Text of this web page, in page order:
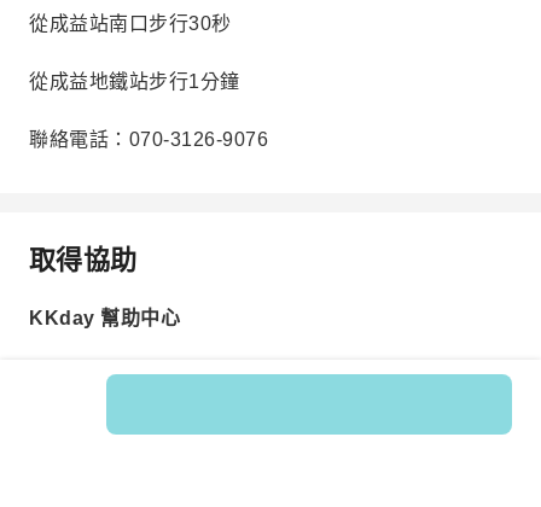
從成益站南口步行30秒
從成益地鐵站步行1分鐘
聯絡電話：070-3126-9076
取得協助
KKday 幫助中心
商品編號: 330787